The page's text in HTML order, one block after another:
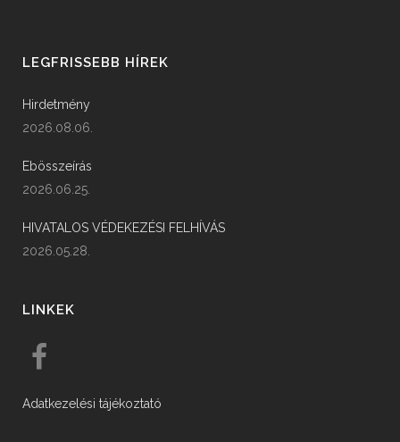
LEGFRISSEBB HÍREK
Hirdetmény
2026.08.06.
Ebösszeírás
2026.06.25.
HIVATALOS VÉDEKEZÉSI FELHÍVÁS
2026.05.28.
LINKEK
Adatkezelési tájékoztató